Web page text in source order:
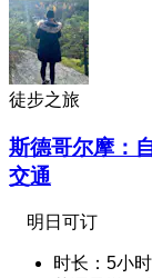
徒步之旅
斯德哥尔摩：
交通
明日可订
时长：5小时